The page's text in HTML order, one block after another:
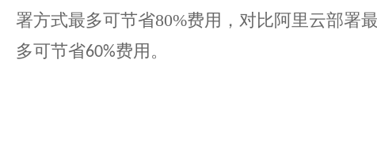
署方式最多可节省80%费用，对比阿里云部署
多可节省60%费用。